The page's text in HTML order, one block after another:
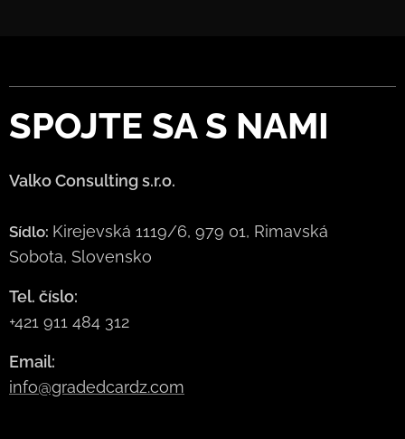
SPOJTE SA S NAMI
Valko Consulting s.r.o.
Sídlo: Kirejevská 1119/6, 979 01, Rimavská
Sobota, Slovensko
Tel. číslo:
+421 911 484 312
Email:
info@gradedcardz.com